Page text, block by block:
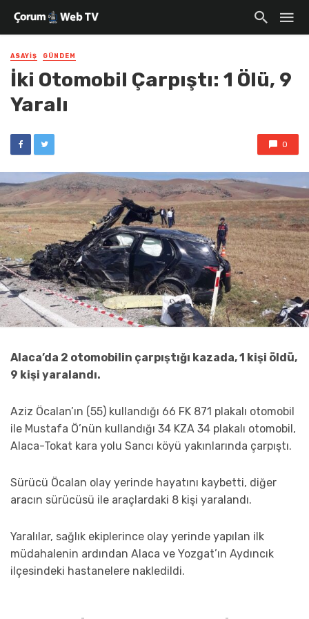
ASAYIŞ GÜNDEM
İki Otomobil Çarpıştı: 1 Ölü, 9
Yaralı
0
Alaca’da 2 otomobilin çarpıştığı kazada, 1 kişi öldü,
9 kişi yaralandı.
Aziz Öcalan’ın (55) kullandığı 66 FK 871 plakalı otomobil
ile Mustafa Ö’nün kullandığı 34 KZA 34 plakalı otomobil,
Alaca-Tokat kara yolu Sancı köyü yakınlarında çarpıştı.
Sürücü Öcalan olay yerinde hayatını kaybetti, diğer
aracın sürücüsü ile araçlardaki 8 kişi yaralandı.
Yaralılar, sağlık ekiplerince olay yerinde yapılan ilk
müdahalenin ardından Alaca ve Yozgat’ın Aydıncık
ilçesindeki hastanelere nakledildi.